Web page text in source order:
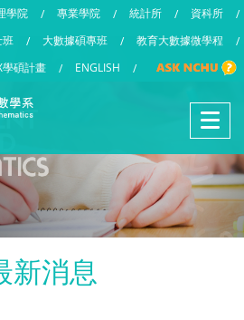
學院 / 專業學院 / 統計所 / 資科所
/
班
/ 大數據碩專班 / 教育大數據微學程
/
碩計畫
/ ENGLISH /
新消息